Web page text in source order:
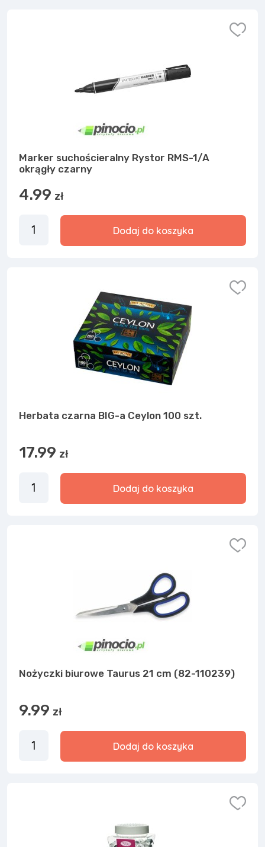
Marker suchościeralny Rystor RMS-1/A
okrągły czarny
4.99 zł
Dodaj do koszyka
Herbata czarna BIG-a Ceylon 100 szt.
17.99 zł
Dodaj do koszyka
Nożyczki biurowe Taurus 21 cm (82-110239)
9.99 zł
Dodaj do koszyka